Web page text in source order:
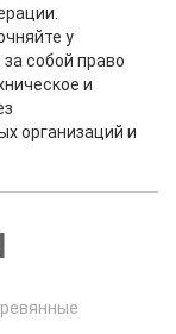
у
собой право
и
организаций и